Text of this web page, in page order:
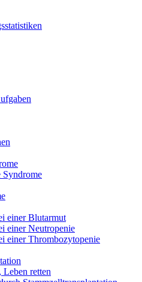
Syndrome
einer Blutarmut
einer Neutropenie
einer Thrombozytopenie
Leben retten